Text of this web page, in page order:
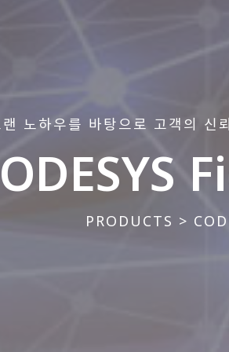
노하우를 바탕으로 고객의 신
PRODUCTS >